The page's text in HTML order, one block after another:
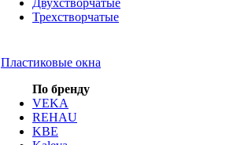
Двухстворчатые
Трехстворчатые
Пластиковые окна
По бренду
VEKA
REHAU
KBE